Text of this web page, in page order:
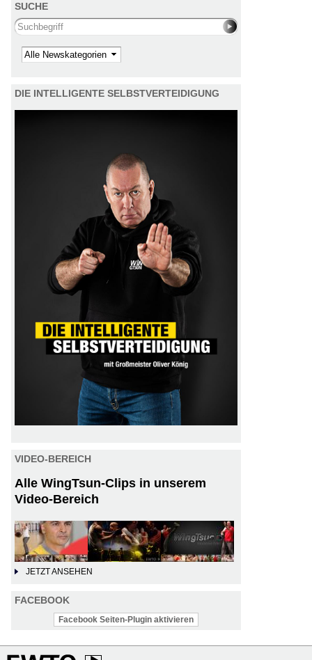
SUCHE
Search this site
Kategorie
DIE INTELLIGENTE SELBSTVERTEIDIGUNG
VIDEO-BEREICH
Alle WingTsun-Clips in unserem
Video-Bereich
JETZT ANSEHEN
FACEBOOK
Facebook Seiten-Plugin aktivieren